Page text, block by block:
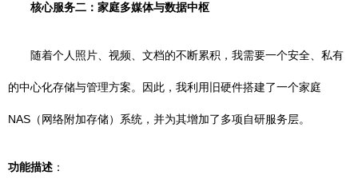
核心服务二：家庭多媒体与数据中枢
随着个人照片、视频、文档的不断累积，我需要一个安全、私有
的中心化存储与管理方案。因此，我利用旧硬件搭建了一个家庭
NAS（网络附加存储）系统，并为其增加了多项自研服务层。
功能描述 ：